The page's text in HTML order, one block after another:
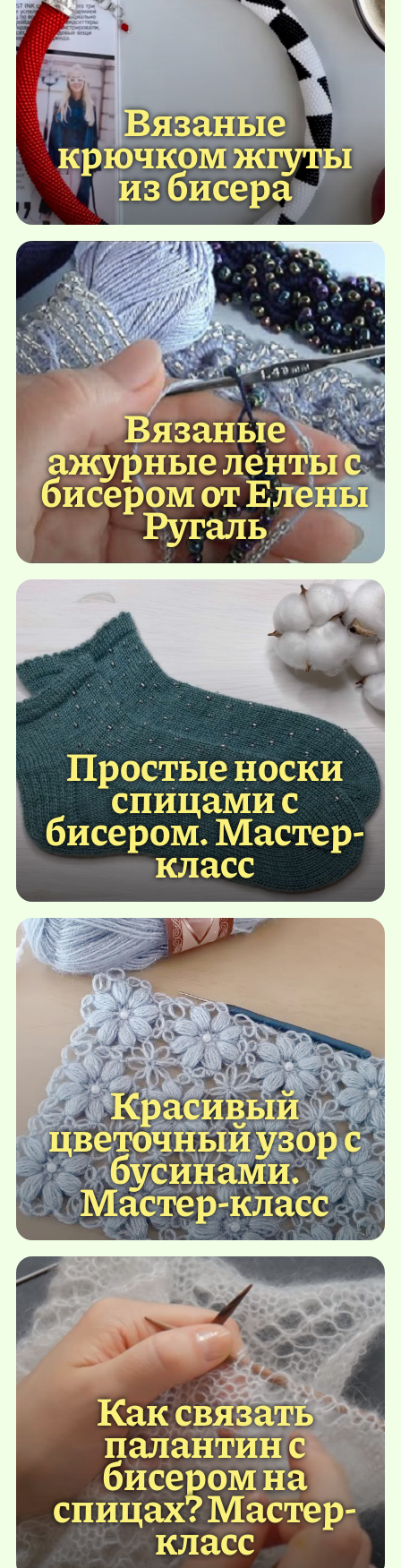
Вязаные
крючком жгуты
из бисера
Вязаные
ажурные ленты с
бисером от Елены
Ругаль
Простые носки
спицами с
бисером. Мастер-
класс
Красивый
цветочный узор с
бусинами.
Мастер-класс
Как связать
палантин с
бисером на
спицах? Мастер-
класс